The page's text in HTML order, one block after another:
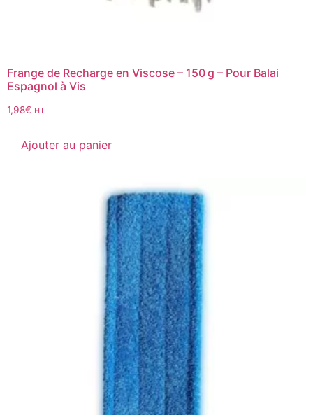
Frange de Recharge en Viscose – 150 g – Pour Balai
Espagnol à Vis
1,98€ HT
Ajouter au panier